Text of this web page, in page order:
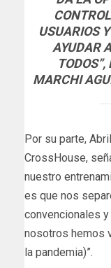
USUARIOS
AYUDAR
MARCHI
Por su parte,
CrossHouse,
nuestro
es que nos
convencionales
nosotros hemos
la pandemia)”.